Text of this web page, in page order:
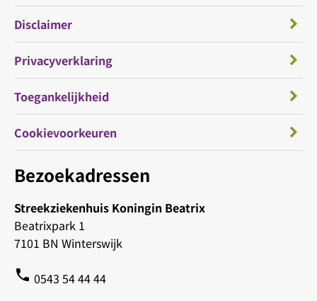
Bezoekadressen
Streekziekenhuis Koningin Beatrix
Beatrixpark 1
7101 BN Winterswijk
phone 0543 54 44 44
Disclaimer
Privacyverklaring
Toegankelijkheid
Cookievoorkeuren